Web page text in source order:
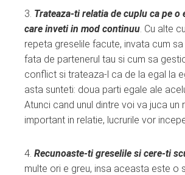
3. Trateaza-ti relatia de cuplu ca pe o
care inveti in mod continuu. Cu alte
repeta greselile facute, invata cum
fata de partenerul tau si cum sa
conflict si trateaza-l ca de la egal la
asta sunteti: doua parti egale ale
Atunci cand unul dintre voi va juca un
important in relatie, lucrurile vor
4. Recunoaste-ti greselile si cere-ti
multe ori e greu, insa aceasta este o